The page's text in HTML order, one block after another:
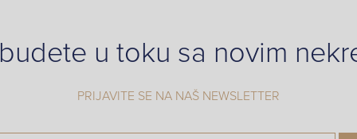
u toku sa novim
PRIJAVITE SE NA NAŠ NEWSLETTER